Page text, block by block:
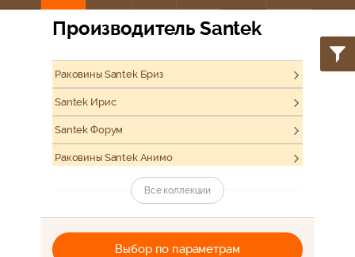
Производитель Santek
Раковины Santek Бриз
Santek Ирис
Santek Форум
Раковины Santek Анимо
Раковины Santek Бореаль
Раковины Santek Сенатор
Все коллекции
Выбор по параметрам